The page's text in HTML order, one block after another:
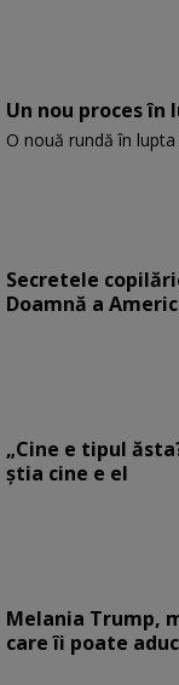
Un nou proces
O nouă rundă în lupta
Secretele
Doamnă a
„Cine e tipul
știa cine e el
Melania Trump,
care îi poate